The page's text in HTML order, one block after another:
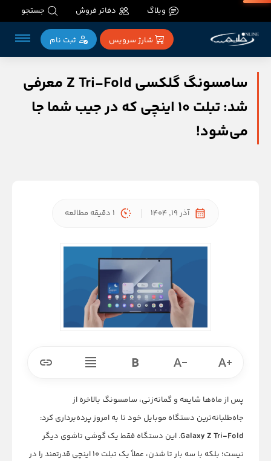
وبلاگ دفاتر فروش جستجو
شارژ سرویس ثبت‌ نام
سامسونگ گلکسی Z Tri-Fold معرفی
شد: تبلت ۱۰ اینچی که در جیب شما جا
می‌شود!
آذر 19, 1404 1 دقیقه مطالعه
پس از ماه‌ها شایعه و گمانه‌زنی، سامسونگ بالاخره از
جاه‌طلبانه‌ترین دستگاه موبایل خود تا به امروز پرده‌برداری کرد:
Galaxy Z Tri-Fold. این دستگاه فقط یک گوشی تاشوی دیگر
نیست؛ بلکه با سه بار تا شدن، عملاً یک تبلت ۱۰ اینچی قدرتمند را در